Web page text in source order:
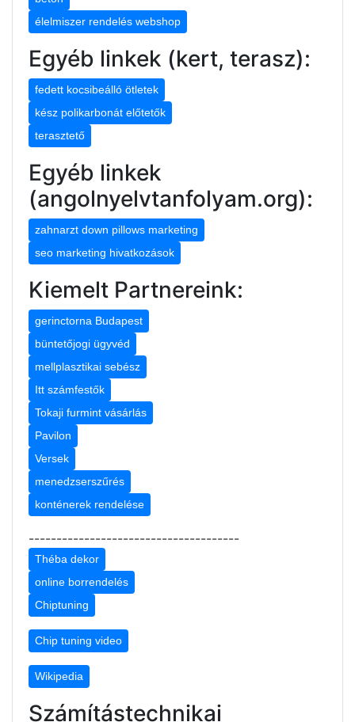
élelmiszer rendelés webshop
Egyéb linkek (kert, terasz):
fedett kocsibeálló ötletek
kész polikarbonát előtetők
terasztető
Egyéb linkek
(angolnyelvtanfolyam.org):
zahnarzt down pillows marketing
seo marketing hivatkozások
Kiemelt Partnereink:
gerinctorna Budapest
büntetőjogi ügyvéd
mellplasztikai sebész
Itt számfestők
Tokaji furmint vásárlás
Pavilon
Versek
menedzserszűrés
konténerek rendelése
--------------------------------------
Théba dekor
online borrendelés
Chiptuning
Chip tuning video
Wikipedia
Számítástechnikai